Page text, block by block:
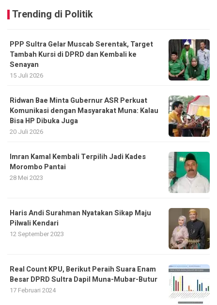
Trending di Politik
PPP Sultra Gelar Muscab Serentak, Target
Tambah Kursi di DPRD dan Kembali ke
Senayan
15 Juli 2026
Ridwan Bae Minta Gubernur ASR Perkuat
Komunikasi dengan Masyarakat Muna: Kalau
Bisa HP Dibuka Juga
20 Juli 2026
Imran Kamal Kembali Terpilih Jadi Kades
Morombo Pantai
28 Mei 2023
Haris Andi Surahman Nyatakan Sikap Maju
Pilwali Kendari
12 September 2023
Real Count KPU, Berikut Peraih Suara Enam
Besar DPRD Sultra Dapil Muna-Mubar-Butur
17 Februari 2024